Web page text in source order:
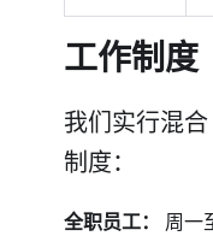
工作制度
我们实行混
制度：
全职员工：
周一